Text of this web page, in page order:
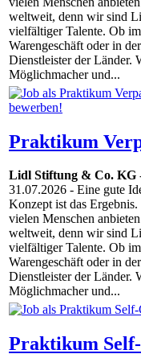
weltweit, denn wir sind
vielfältiger Talente. Ob
Warengeschäft oder in
Dienstleister der Länder.
Möglichmacher und...
Praktikum
Lidl Stiftung & Co. KG
31.07.2026 - Eine gute
Konzept ist das
vielen Menschen
weltweit, denn wir sind
vielfältiger Talente. Ob
Warengeschäft oder in
Dienstleister der Länder.
Möglichmacher und...
Praktikum